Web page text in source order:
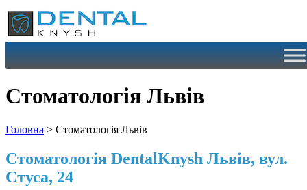
Перейти
до
вмісту
Стоматологія Львів
Головна > Стоматологія Львів
Стоматологія DentalKnysh Львів, вул.
Стуса, 24